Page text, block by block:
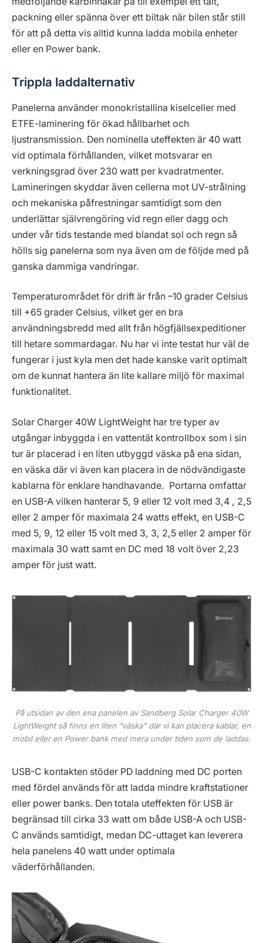
packning eller spänna över ett biltak när bilen står still
för att på detta vis alltid kunna ladda mobila enheter
eller en Power bank.
Trippla laddalternativ
Panelerna använder monokristallina kiselceller med
ETFE-laminering för ökad hållbarhet och
ljustransmission. Den nominella uteffekten är 40 watt
vid optimala förhållanden, vilket motsvarar en
verkningsgrad över 230 watt per kvadratmenter.
Lamineringen skyddar även cellerna mot UV-strålning
och mekaniska påfrestningar samtidigt som den
underlättar självrengöring vid regn eller dagg och
under vår tids testande med blandat sol och regn så
hölls sig panelerna som nya även om de följde med på
ganska dammiga vandringar.
Temperaturområdet för drift är från –10 grader Celsius
till +65 grader Celsius, vilket ger en bra
användningsbredd med allt från högfjällsexpeditioner
till hetare sommardagar. Nu har vi inte testat hur väl de
fungerar i just kyla men det hade kanske varit optimalt
om de kunnat hantera än lite kallare miljö för maximal
funktionalitet.
Solar Charger 40W LightWeight har tre typer av
utgångar inbyggda i en vattentät kontrollbox som i sin
tur är placerad i en liten utbyggd väska på ena sidan,
en väska där vi även kan placera in de nödvändigaste
kablarna för enklare handhavande. Portarna omfattar
en USB-A vilken hanterar 5, 9 eller 12 volt med 3,4 , 2,5
eller 2 amper för maximala 24 watts effekt, en USB-C
med 5, 9, 12 eller 15 volt med 3, 3, 2,5 eller 2 amper för
maximala 30 watt samt en DC med 18 volt över 2,23
amper för just watt.
På utsidan av den ena panelen av Sandberg Solar Charger 40W
LightWeight så finns en liten ”väska” där vi kan placera kablar, en
mobil eller en Power bank med mera under tiden som de laddas.
USB-C kontakten stöder PD laddning med DC porten
med fördel används för att ladda mindre kraftstationer
eller power banks. Den totala uteffekten för USB är
begränsad till cirka 33 watt om både USB-A och USB-
C används samtidigt, medan DC-uttaget kan leverera
hela panelens 40 watt under optimala
väderförhållanden.